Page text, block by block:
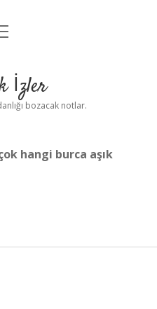
İzler
bozacak notlar.
hangi burca aşık